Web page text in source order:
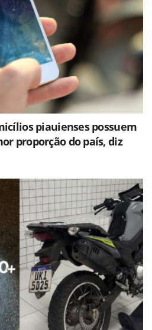
piauienses possuem
proporção do país, diz